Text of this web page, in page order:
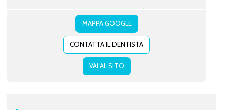
MAPPA GOOGLE
CONTATTA IL DENTISTA
VAI AL SITO